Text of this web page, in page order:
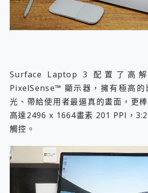
Surface Laptop 3 配置了高
PixelSense™ 顯示器，擁有極高的
光、帶給使用者最逼真的畫面，更
高達2496 x 1664畫素 201 PPI，
觸控。